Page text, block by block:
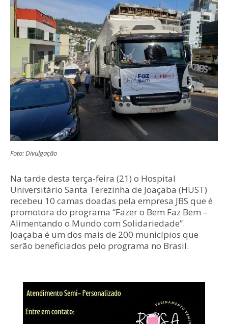
Foto: Divulgação
Na tarde desta terça-feira (21) o Hospital
Universitário Santa Terezinha de Joaçaba (HUST)
recebeu 10 camas doadas pela empresa JBS que é
promotora do programa “Fazer o Bem Faz Bem –
Alimentando o Mundo com Solidariedade”.
Joaçaba é um dos mais de 200 municípios que
serão beneficiados pelo programa no Brasil.